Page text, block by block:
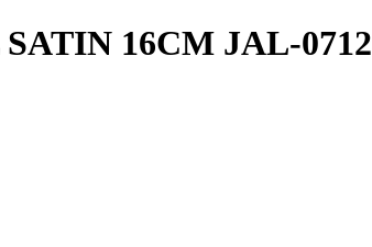
16CM JAL-0712